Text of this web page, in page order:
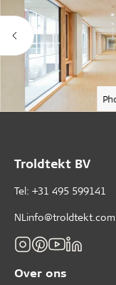
Troldtekt BV
Tel: +31 495 599141
NLinfo@troldtekt.com
Over ons